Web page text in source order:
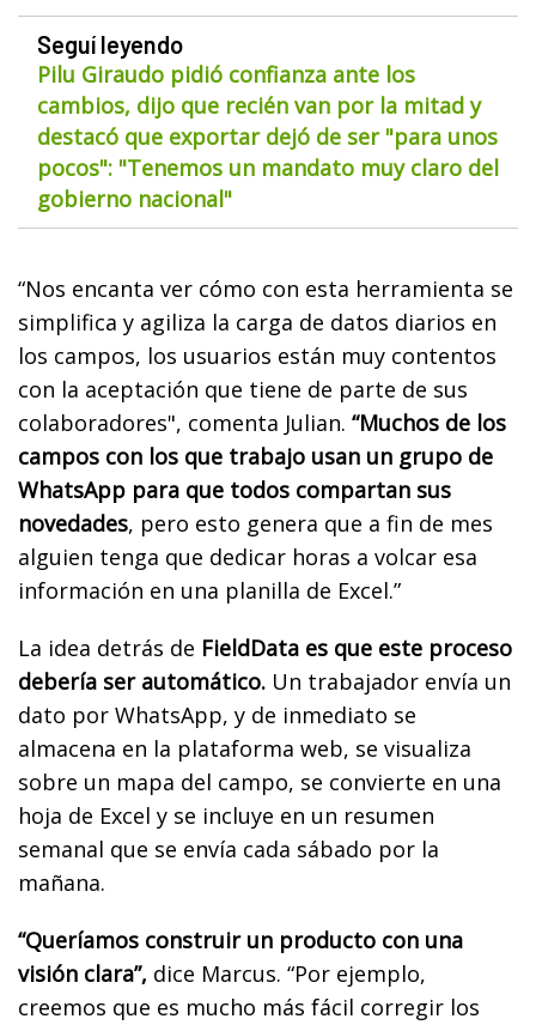
Seguí leyendo
Pilu Giraudo pidió confianza ante los
cambios, dijo que recién van por la mitad y
destacó que exportar dejó de ser "para unos
pocos": "Tenemos un mandato muy claro del
gobierno nacional"
“Nos encanta ver cómo con esta herramienta se
simplifica y agiliza la carga de datos diarios en
los campos, los usuarios están muy contentos
con la aceptación que tiene de parte de sus
colaboradores", comenta Julian. “Muchos de los
campos con los que trabajo usan un grupo de
WhatsApp para que todos compartan sus
novedades, pero esto genera que a fin de mes
alguien tenga que dedicar horas a volcar esa
información en una planilla de Excel.”
La idea detrás de FieldData es que este proceso
debería ser automático. Un trabajador envía un
dato por WhatsApp, y de inmediato se
almacena en la plataforma web, se visualiza
sobre un mapa del campo, se convierte en una
hoja de Excel y se incluye en un resumen
semanal que se envía cada sábado por la
mañana.
“Queríamos construir un producto con una
visión clara”, dice Marcus. “Por ejemplo,
creemos que es mucho más fácil corregir los